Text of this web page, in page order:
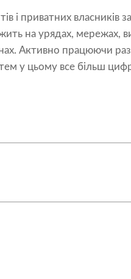
і приватних власників
на урядах, мережах,
Активно працюючи
у цьому все більш